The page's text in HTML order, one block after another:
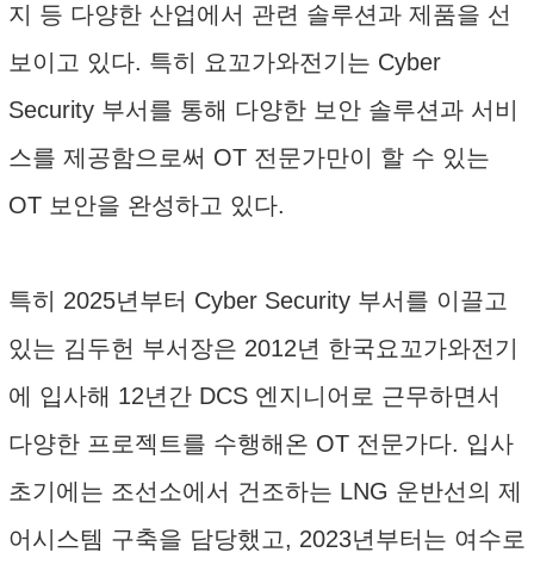
지 등 다양한 산업에서 관련 솔루션과 제품을 선
보이고 있다. 특히 요꼬가와전기는 Cyber
Security 부서를 통해 다양한 보안 솔루션과 서비
스를 제공함으로써 OT 전문가만이 할 수 있는
OT 보안을 완성하고 있다.
특히 2025년부터 Cyber Security 부서를 이끌고
있는 김두헌 부서장은 2012년 한국요꼬가와전기
에 입사해 12년간 DCS 엔지니어로 근무하면서
다양한 프로젝트를 수행해온 OT 전문가다. 입사
초기에는 조선소에서 건조하는 LNG 운반선의 제
어시스템 구축을 담당했고, 2023년부터는 여수로